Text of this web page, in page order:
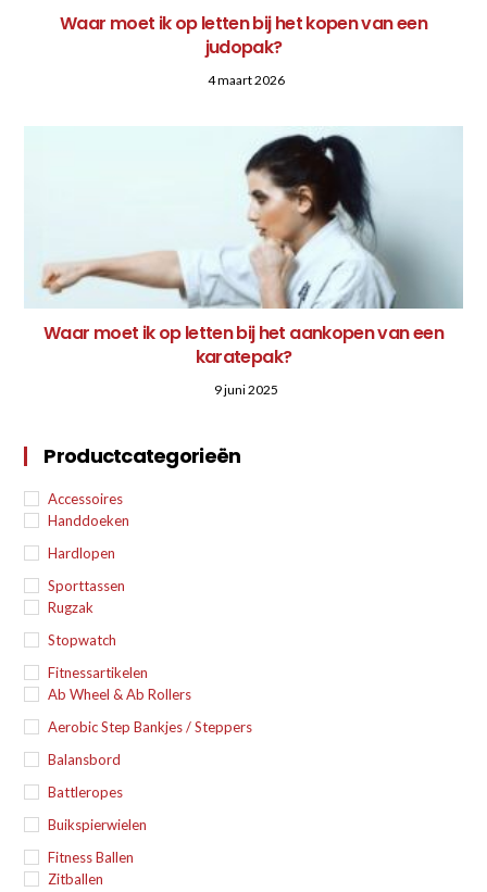
Waar moet ik op letten bij het kopen van een
judopak?
4 maart 2026
Waar moet ik op letten bij het aankopen van een
karatepak?
9 juni 2025
Productcategorieën
Accessoires
Handdoeken
Hardlopen
Sporttassen
Rugzak
Stopwatch
Fitnessartikelen
Ab Wheel & Ab Rollers
Aerobic Step Bankjes / Steppers
Balansbord
Battleropes
Buikspierwielen
Fitness Ballen
Zitballen